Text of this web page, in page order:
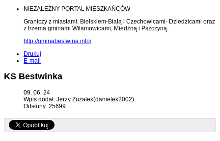
NIEZALEŻNY PORTAL MIESZKAŃCÓW
Graniczy z miastami: Bielskiem-Białą i Czechowicami- Dziedzicami oraz
z trzema gminami Wilamowicami, Miedźną i Pszczyną.
http://gminabestwina.info/
Drukuj
E-mail
KS Bestwinka
09. 06. 24
Wpis dodał: Jerzy Zużałek(danielek2002)
Odsłony: 25699